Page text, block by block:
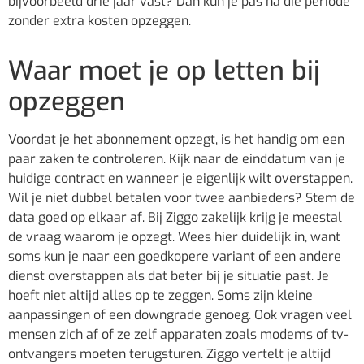
zonder extra kosten opzeggen.
Waar moet je op letten bij
opzeggen
Voordat je het abonnement opzegt, is het handig om een
paar zaken te controleren. Kijk naar de einddatum van je
huidige contract en wanneer je eigenlijk wilt overstappen.
Wil je niet dubbel betalen voor twee aanbieders? Stem de
data goed op elkaar af. Bij Ziggo zakelijk krijg je meestal
de vraag waarom je opzegt. Wees hier duidelijk in, want
soms kun je naar een goedkopere variant of een andere
dienst overstappen als dat beter bij je situatie past. Je
hoeft niet altijd alles op te zeggen. Soms zijn kleine
aanpassingen of een downgrade genoeg. Ook vragen veel
mensen zich af of ze zelf apparaten zoals modems of tv-
ontvangers moeten terugsturen. Ziggo vertelt je altijd